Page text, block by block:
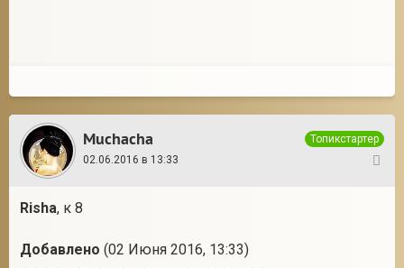
Muchacha
Топикстартер
02.06.2016 в 13:33
Risha, к 8
Добавлено (02 Июня 2016, 13:33)